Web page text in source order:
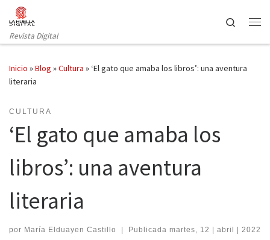
Saltar al contenido
Revista Digital
Search
Inicio »Blog »Cultura » ‘El gato que amaba los libros’: una aventura
literaria
CULTURA
‘El gato que amaba los
libros’: una aventura
literaria
por María Elduayen Castillo | Publicada martes, 12 | abril | 2022